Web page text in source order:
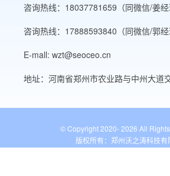
咨询热线：18037781659（同微信/姜经
咨询热线：17888593840（同微信/郭经
E-mall: wzt@seoceo.cn
地址：河南省郑州市农业路与中州大道
© Copyright 2020-2026 All
版权所有：郑州沃之涛科技有